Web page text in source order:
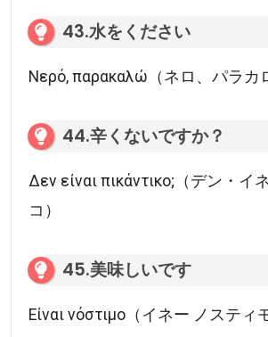
43.水をください
Νερό, παρακαλώ（ネロ、パラカ
44.辛くないですか？
Δεν είναι πικάντικο;（デン・イ
コ）
45.美味しいです
Είναι νόστιμο（イネー ノスティ